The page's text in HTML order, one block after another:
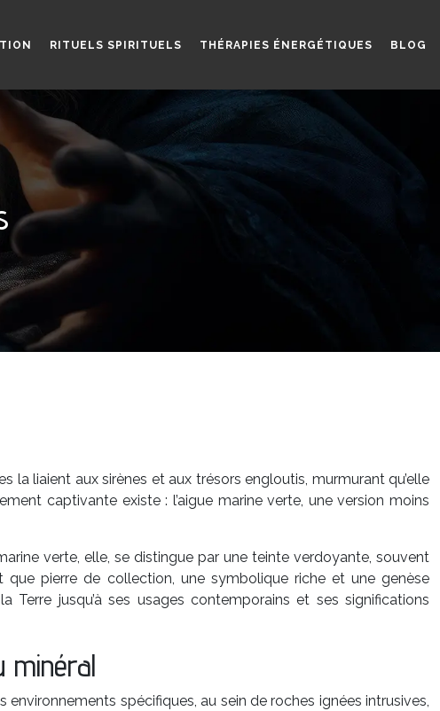
RITUELS SPIRITUELS THÉRAPIES ÉNERGÉTIQUES BLOG
la liaient aux sirènes et aux trésors engloutis, murmurant qu’elle
captivante existe : l’aigue marine verte, une version moins
verte, elle, se distingue par une teinte verdoyante, souvent
pierre de collection, une symbolique riche et une genèse
jusqu’à ses usages contemporains et ses significations
minéral
spécifiques, au sein de roches ignées intrusives,